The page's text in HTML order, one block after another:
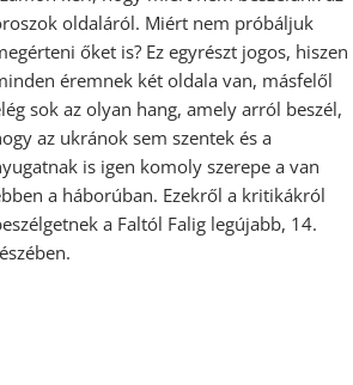
oldaláról. Miért nem próbáljuk
őket is? Ez egyrészt jogos, hiszen
éremnek két oldala van, másfelől
sok az olyan hang, amely arról beszél,
az ukránok sem szentek és a
is igen komoly szerepe a van
a háborúban. Ezekről a kritikákról
a Faltól Falig legújabb, 14.